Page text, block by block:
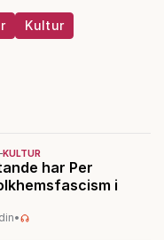
Kultur
KULTUR
har Per
i
•